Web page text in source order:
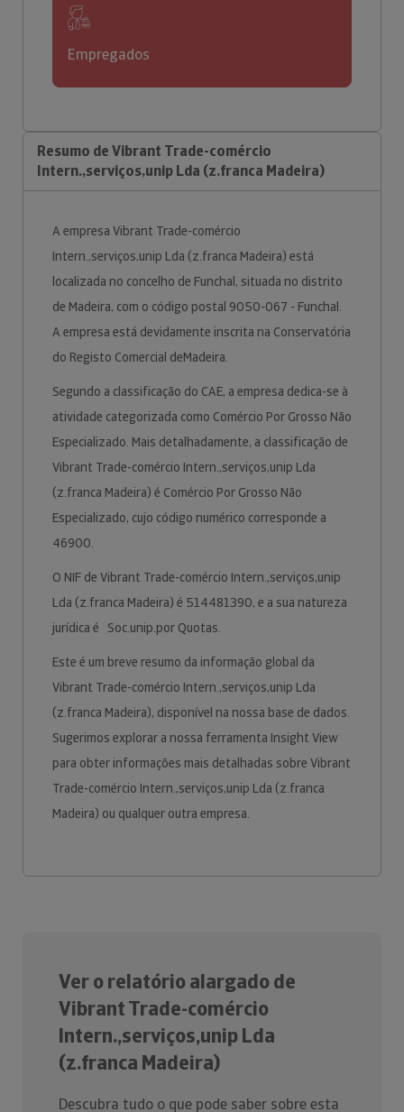
Empregados
Resumo de Vibrant Trade-comércio
Intern.,serviços,unip Lda (z.franca Madeira)
A empresa Vibrant Trade-comércio
Intern.,serviços,unip Lda (z.franca Madeira) está
localizada no concelho de Funchal, situada no distrito
de Madeira, com o código postal 9050-067 - Funchal.
A empresa está devidamente inscrita na Conservatória
do Registo Comercial deMadeira.
Segundo a classificação do CAE, a empresa dedica-se à
atividade categorizada como Comércio Por Grosso Não
Especializado. Mais detalhadamente, a classificação de
Vibrant Trade-comércio Intern.,serviços,unip Lda
(z.franca Madeira) é Comércio Por Grosso Não
Especializado, cujo código numérico corresponde a
46900.
O NIF de Vibrant Trade-comércio Intern.,serviços,unip
Lda (z.franca Madeira) é 514481390, e a sua natureza
jurídica é Soc.unip.por Quotas.
Este é um breve resumo da informação global da
Vibrant Trade-comércio Intern.,serviços,unip Lda
(z.franca Madeira), disponível na nossa base de dados.
Sugerimos explorar a nossa ferramenta Insight View
para obter informações mais detalhadas sobre Vibrant
Trade-comércio Intern.,serviços,unip Lda (z.franca
Madeira) ou qualquer outra empresa.
Ver o relatório alargado de
Vibrant Trade-comércio
Intern.,serviços,unip Lda
(z.franca Madeira)
Descubra tudo o que pode saber sobre esta